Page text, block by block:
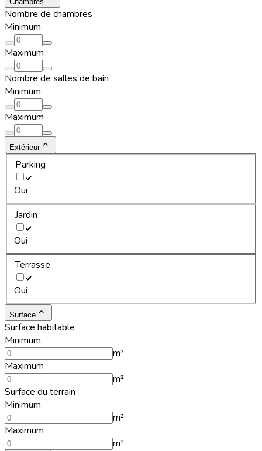
Nombre de chambres
Minimum
Maximum
Nombre de salles de bain
Minimum
Maximum
Extérieur
Parking
Oui
Jardin
Oui
Terrasse
Oui
Surface
Surface habitable
Minimum
m²
Maximum
m²
Surface du terrain
Minimum
m²
Maximum
m²